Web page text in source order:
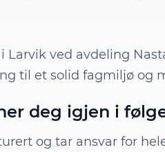
Larvik ved avdeling
til et solid fagmiljø og
deg igjen i
og tar ansvar for